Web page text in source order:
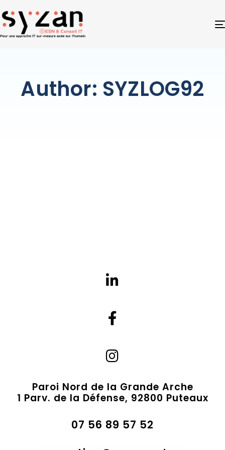
Author: SYZLOG92
Paroi Nord de la Grande Arche
1 Parv. de la Défense, 92800 Puteaux
07 56 89 57 52